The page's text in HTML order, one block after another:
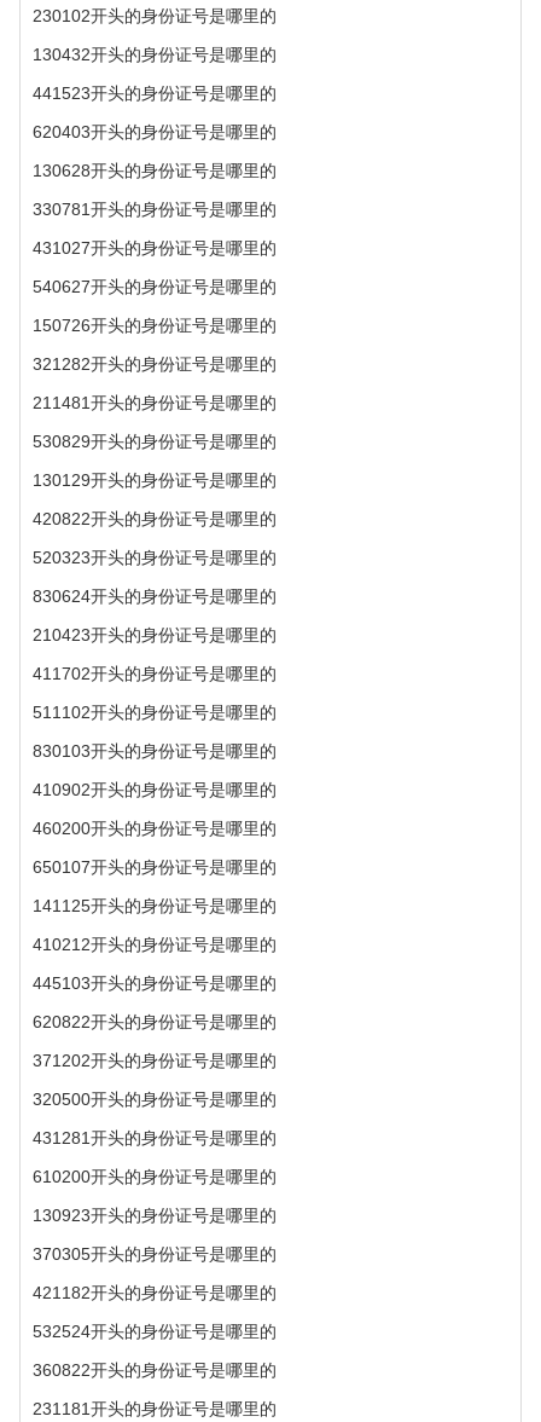
230102开头的身份证号是哪里的
130432开头的身份证号是哪里的
441523开头的身份证号是哪里的
620403开头的身份证号是哪里的
130628开头的身份证号是哪里的
330781开头的身份证号是哪里的
431027开头的身份证号是哪里的
540627开头的身份证号是哪里的
150726开头的身份证号是哪里的
321282开头的身份证号是哪里的
211481开头的身份证号是哪里的
530829开头的身份证号是哪里的
130129开头的身份证号是哪里的
420822开头的身份证号是哪里的
520323开头的身份证号是哪里的
830624开头的身份证号是哪里的
210423开头的身份证号是哪里的
411702开头的身份证号是哪里的
511102开头的身份证号是哪里的
830103开头的身份证号是哪里的
410902开头的身份证号是哪里的
460200开头的身份证号是哪里的
650107开头的身份证号是哪里的
141125开头的身份证号是哪里的
410212开头的身份证号是哪里的
445103开头的身份证号是哪里的
620822开头的身份证号是哪里的
371202开头的身份证号是哪里的
320500开头的身份证号是哪里的
431281开头的身份证号是哪里的
610200开头的身份证号是哪里的
130923开头的身份证号是哪里的
370305开头的身份证号是哪里的
421182开头的身份证号是哪里的
532524开头的身份证号是哪里的
360822开头的身份证号是哪里的
231181开头的身份证号是哪里的